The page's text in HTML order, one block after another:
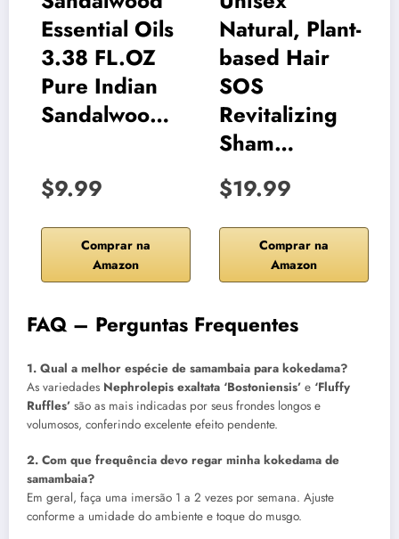
Essential Oils
3.38 FL.OZ
Pure Indian
Sandalwoo…
$9.99
Comprar na
Amazon
Natural, Plant-
based Hair
SOS
Revitalizing
Sham…
$19.99
Comprar na
Amazon
FAQ – Perguntas Frequentes
1. Qual a melhor espécie de samambaia para kokedama?
As variedades Nephrolepis exaltata ‘Bostoniensis’ e ‘Fluffy
Ruffles’ são as mais indicadas por seus frondes longos e
volumosos, conferindo excelente efeito pendente.
2. Com que frequência devo regar minha kokedama de
samambaia?
Em geral, faça uma imersão 1 a 2 vezes por semana. Ajuste
conforme a umidade do ambiente e toque do musgo.